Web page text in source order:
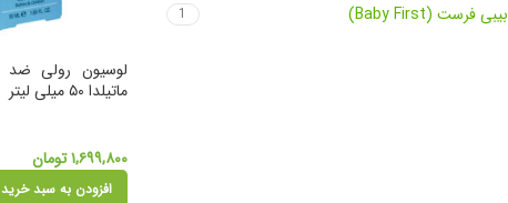
بیبی فرست (Baby First) 1
ماتیلدا ۵۰ میلی لیتر
۱,۶۹۹,۸۰۰ تومان
افزودن به سبد خرید